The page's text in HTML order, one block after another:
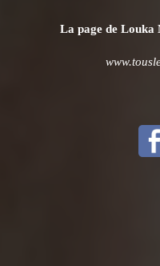
La page de Louka